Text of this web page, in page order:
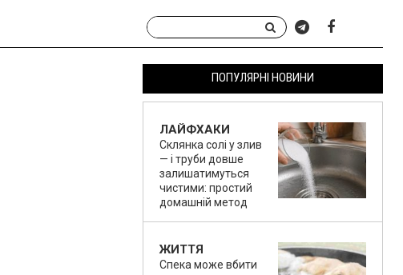
ПОПУЛЯРНІ НОВИНИ
ЛАЙФХАКИ
Склянка солі у злив
— і труби довше
залишатимуться
чистими: простий
домашній метод
ЖИТТЯ
Спека може вбити